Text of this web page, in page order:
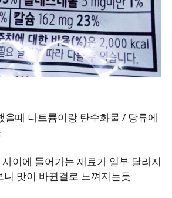
때 나트륨이랑 탄수화물 / 당류에
이에 들어가는 재료가 일부 달라지
니 맛이 바뀐걸로 느껴지는듯